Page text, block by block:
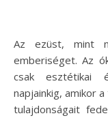
Az ezüst, mint nemesfém, régóta foglalkoztatja az
emberiséget. Az
csak esztétikai
napjainkig, amikor
tulajdonságait